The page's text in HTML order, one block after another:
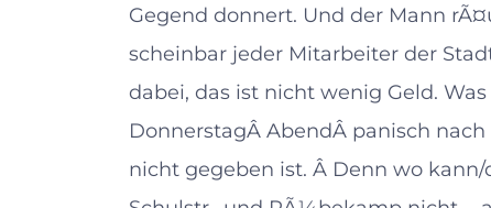
Gegend donnert. Und der Mann
scheinbar jeder Mitarbeiter der
dabei, das ist nicht wenig Geld.
DonnerstagÂ AbendÂ panisch
nicht gegeben ist. Â Denn wo